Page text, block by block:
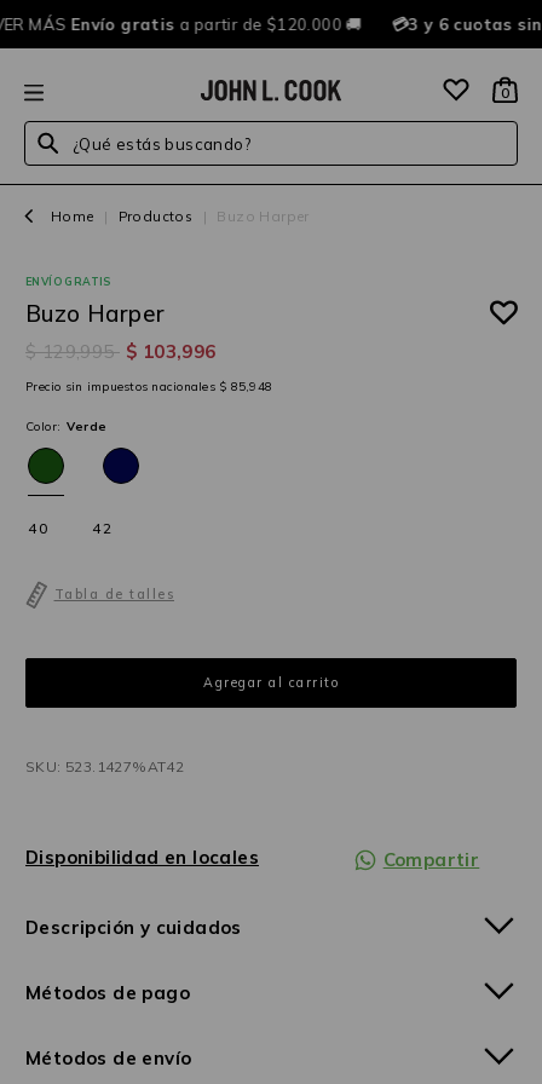
MÁS Envío gratis a partir de $120.000 🚚 💳3 y 6 cuotas
0
¿Qué estás buscando?
Home | Productos | Buzo Harper
20%OFF
ENVÍO GRATIS
Buzo Harper
$ 129,995 $ 103,996
Precio sin impuestos nacionales $ 85,948
Color: Verde
40 42
Tabla de talles
SKU: 523.1427%AT42
Disponibilidad en locales Compartir
Descripción y cuidados
Métodos de pago
Métodos de envío